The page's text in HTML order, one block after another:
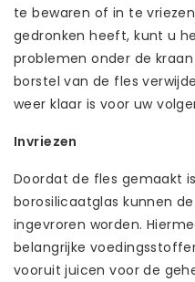
te bewaren of in te
gedronken heeft, kunt u
problemen onder de
borstel van de fles
weer klaar is voor uw
Invriezen
Doordat de fles gemaakt
borosilicaatglas kunnen
ingevroren worden.
belangrijke
vooruit juicen voor de